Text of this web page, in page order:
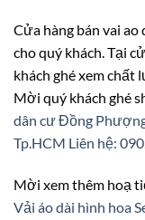
Cửa hàng bán vai ao
cho quý khách. Tại
khách ghé xem chất
Mời quý khách ghé
dân cư Đồng
Tp.HCM Liên hệ:
Mời xem thêm hoạ
Vải áo dài hình hoa